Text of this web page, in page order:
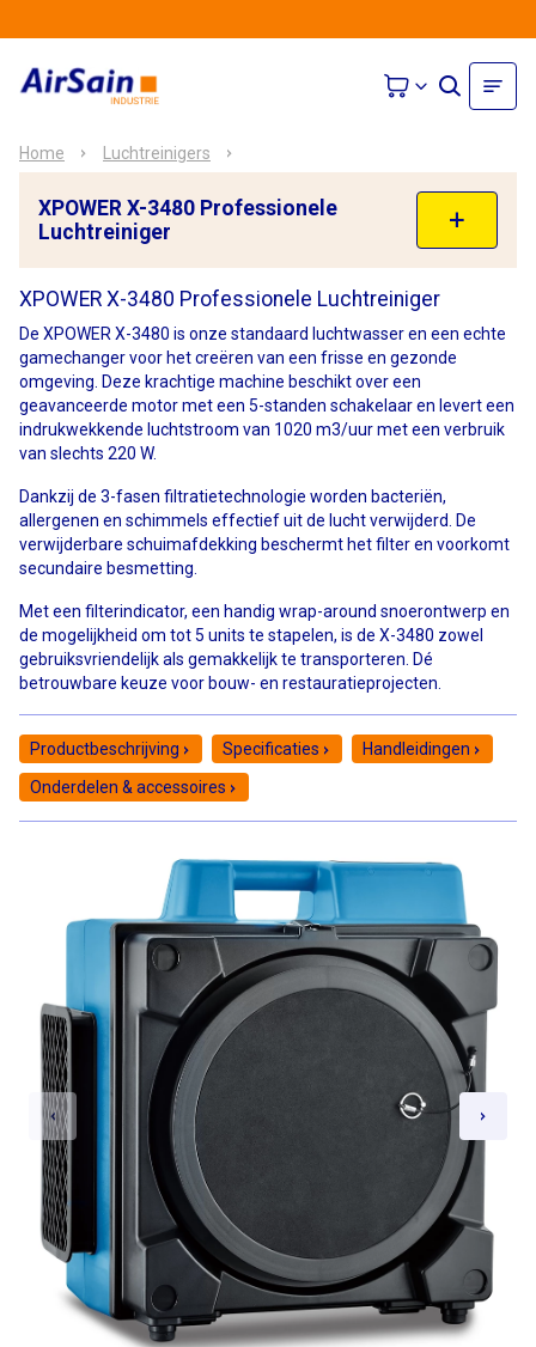
Home Luchtreinigers
XPOWER X-3480 Professionele
Luchtreiniger
XPOWER X-3480 Professionele Luchtreiniger
De XPOWER X-3480 is onze standaard luchtwasser en een echte
gamechanger voor het creëren van een frisse en gezonde
omgeving. Deze krachtige machine beschikt over een
geavanceerde motor met een 5-standen schakelaar en levert een
indrukwekkende luchtstroom van 1020 m3/uur met een verbruik
van slechts 220 W.
Dankzij de 3-fasen filtratietechnologie worden bacteriën,
allergenen en schimmels effectief uit de lucht verwijderd. De
verwijderbare schuimafdekking beschermt het filter en voorkomt
secundaire besmetting.
Met een filterindicator, een handig wrap-around snoerontwerp en
de mogelijkheid om tot 5 units te stapelen, is de X-3480 zowel
gebruiksvriendelijk als gemakkelijk te transporteren. Dé
betrouwbare keuze voor bouw- en restauratieprojecten.
Productbeschrijving Specificaties
Handleidingen
Onderdelen & accessoires